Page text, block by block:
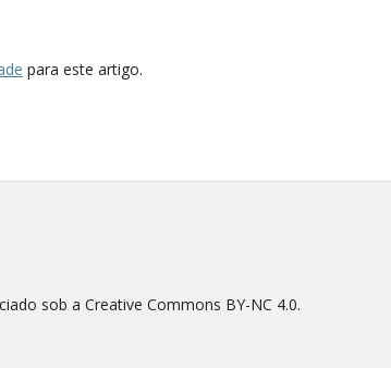
para este artigo.
sob a Creative Commons BY-NC 4.0.